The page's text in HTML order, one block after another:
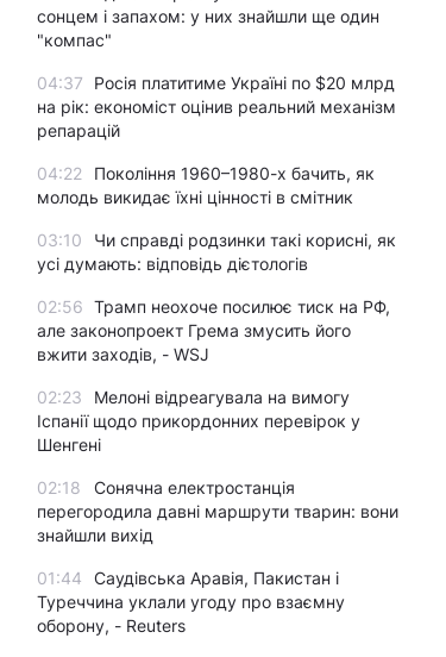
сонцем і запахом: у них знайшли ще один
"компас"
04:37
Росія платитиме Україні по $20 млрд
на рік: економіст оцінив реальний механізм
репарацій
04:22
Покоління 1960–1980-х бачить, як
молодь викидає їхні цінності в смітник
03:10
Чи справді родзинки такі корисні, як
усі думають: відповідь дієтологів
02:56 Трамп неохоче посилює тиск на РФ,
але законопроект Грема змусить його
вжити заходів, - WSJ
02:23
Мелоні відреагувала на вимогу
Іспанії щодо прикордонних перевірок у
Шенгені
02:18
Сонячна електростанція
перегородила давні маршрути тварин: вони
знайшли вихід
01:44
Саудівська Аравія, Пакистан і
Туреччина уклали угоду про взаємну
оборону, - Reuters